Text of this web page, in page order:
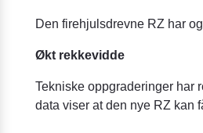
Den firehjulsdrevne RZ har
Økt rekkevidde
Tekniske oppgraderinger har
data viser at den nye RZ kan